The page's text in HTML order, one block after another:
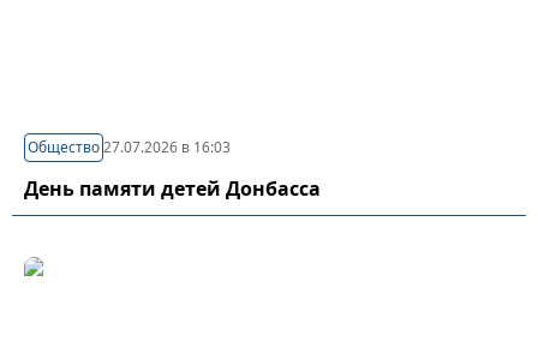
Общество27.07.2026 в 16:03
День памяти детей Донбасса